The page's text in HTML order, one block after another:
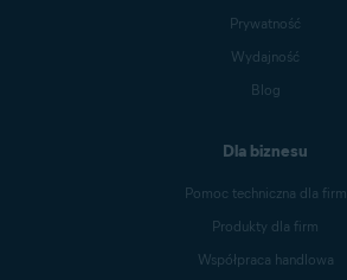
Prywatność
Wydajność
Blog
Dla biznesu
Pomoc techniczna dla firm
Produkty dla firm
Współpraca handlowa